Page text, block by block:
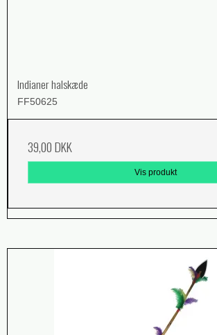
Indianer halskæde
FF50625
39,00 DKK
Vis produkt